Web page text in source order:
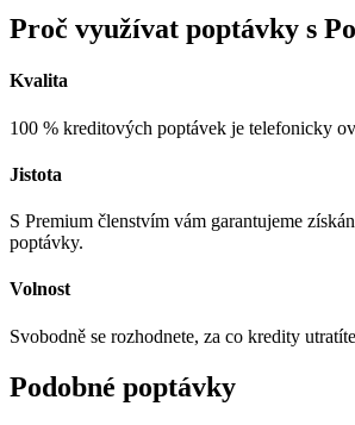
Proč využívat poptávky s
Kvalita
100 % kreditových poptávek je telefonicky
Jistota
S Premium členstvím vám garantujeme
poptávky.
Volnost
Svobodně se rozhodnete, za co kredity
Podobné poptávky